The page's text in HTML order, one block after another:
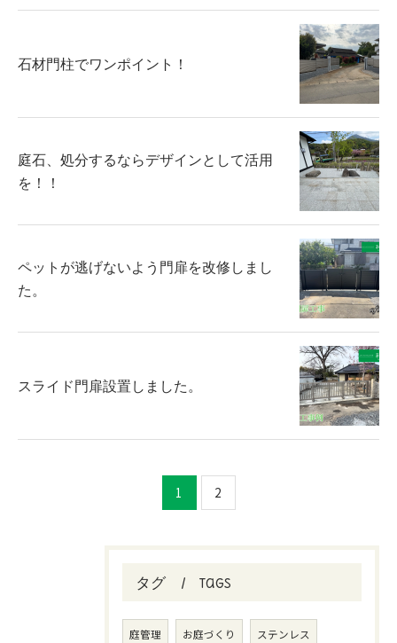
石材門柱でワンポイント！
庭石、処分するならデザインとして活用
を！！
ペットが逃げないよう門扉を改修しまし
た。
スライド門扉設置しました。
1 2
タグ Tags
庭管理 お庭づくり ステンレス